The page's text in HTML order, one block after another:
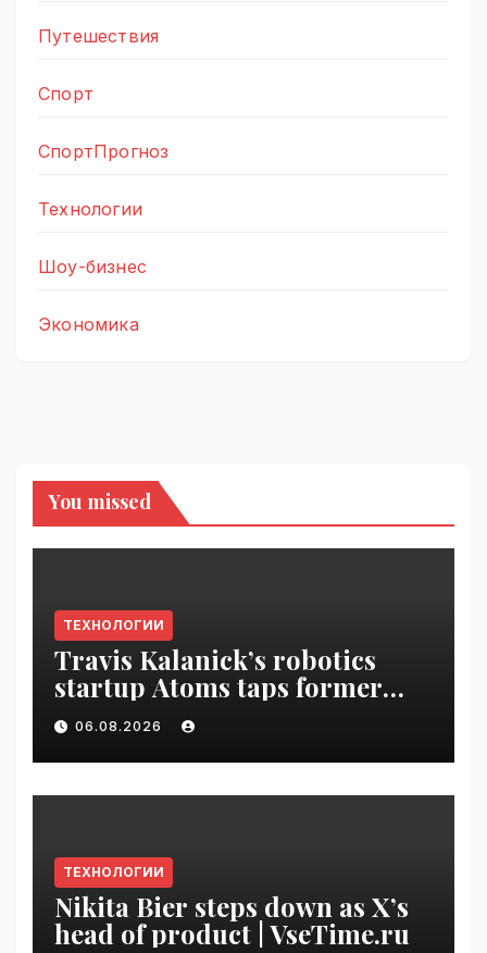
Путешествия
Спорт
СпортПрогноз
Технологии
Шоу-бизнес
Экономика
You missed
ТЕХНОЛОГИИ
Travis Kalanick’s robotics
startup Atoms taps former
Uber finance chief as CFO |
VseTime.ru
06.08.2026
ТЕХНОЛОГИИ
Nikita Bier steps down as X’s
head of product | VseTime.ru